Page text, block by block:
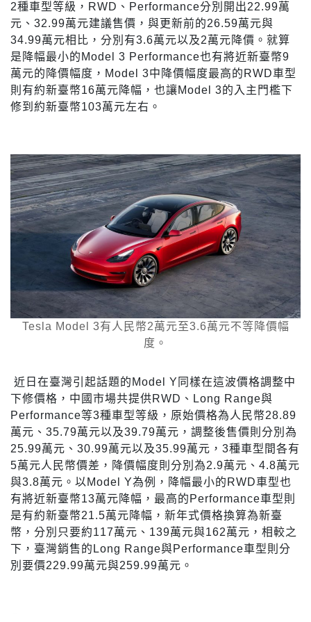
2種車型等級，RWD、Performance分別開出22.99萬
元、32.99萬元建議售價，與更新前的26.59萬元與
34.99萬元相比，分別有3.6萬元以及2萬元降價。就算
是降幅最小的Model 3 Performance也有將近新臺幣9
萬元的降價幅度，Model 3中降價幅度最高的RWD車型
則有約新臺幣16萬元降幅，也讓Model 3的入主門檻下
修到約新臺幣103萬元左右。
Tesla Model 3有人民幣2萬元至3.6萬元不等降價幅
度。
近日在臺灣引起話題的Model Y同樣在這波價格調整中
下修價格，中國市場共提供RWD、Long Range與
Performance等3種車型等級，原始價格為人民幣28.89
萬元、35.79萬元以及39.79萬元，調整後售價則分別為
25.99萬元、30.99萬元以及35.99萬元，3種車型間各有
5萬元人民幣價差，降價幅度則分別為2.9萬元、4.8萬元
與3.8萬元。以Model Y為例，降幅最小的RWD車型也
有將近新臺幣13萬元降幅，最高的Performance車型則
是有約新臺幣21.5萬元降幅，新年式價格換算為新臺
幣，分別只要約117萬元、139萬元與162萬元，相較之
下，臺灣銷售的Long Range與Performance車型則分
別要價229.99萬元與259.99萬元。